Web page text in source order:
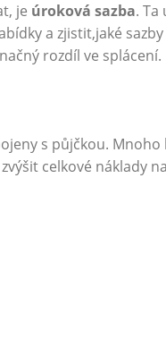
‌je úroková sazba. Ta
a zjistit,jaké sazby
rozdíl ve⁤ splácení.
s půjčkou. Mnoho
celkové náklady